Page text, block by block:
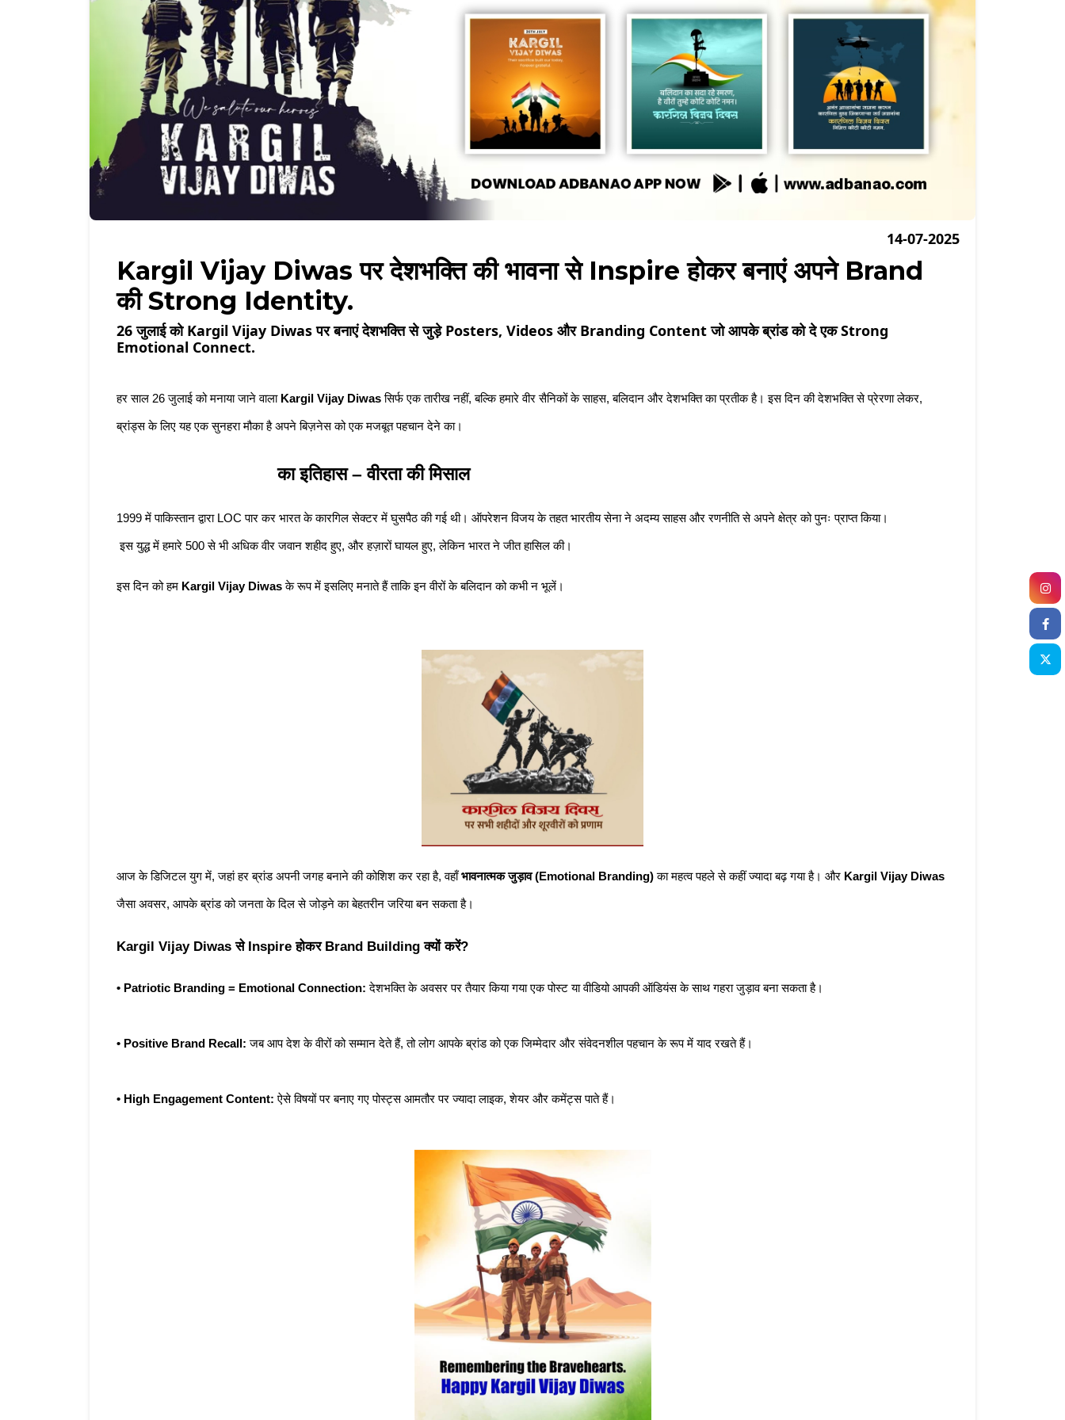
Kargil Vijay Diwas पर देशभक्ति की भावना से Inspire होकर बनाएं अपने Brand
की Strong Identity.
14-07-2025
26 जुलाई को Kargil Vijay Diwas पर बनाएं देशभक्ति से जुड़े Posters, Videos और Branding Content जो आपके ब्रांड को दे एक Strong
Emotional Connect.
हर साल 26 जुलाई को मनाया जाने वाला Kargil Vijay Diwas सिर्फ एक तारीख नहीं, बल्कि हमारे वीर सैनिकों के साहस, बलिदान और देशभक्ति का प्रतीक है। इस दिन की देशभक्ति से प्रेरणा लेकर,
ब्रांड्स के लिए यह एक सुनहरा मौका है अपने बिज़नेस को एक मजबूत पहचान देने का।
का इतिहास – वीरता की मिसाल
1999 में पाकिस्तान द्वारा LOC पार कर भारत के कारगिल सेक्टर में घुसपैठ की गई थी। ऑपरेशन विजय के तहत भारतीय सेना ने अदम्य साहस और रणनीति से अपने क्षेत्र को पुनः प्राप्त किया।
इस युद्ध में हमारे 500 से भी अधिक वीर जवान शहीद हुए, और हज़ारों घायल हुए, लेकिन भारत ने जीत हासिल की।
इस दिन को हम Kargil Vijay Diwas के रूप में इसलिए मनाते हैं ताकि इन वीरों के बलिदान को कभी न भूलें।
आज के डिजिटल युग में, जहां हर ब्रांड अपनी जगह बनाने की कोशिश कर रहा है, वहाँ भावनात्मक जुड़ाव (Emotional Branding) का महत्व पहले से कहीं ज्यादा बढ़ गया है। और Kargil Vijay Diwas
जैसा अवसर, आपके ब्रांड को जनता के दिल से जोड़ने का बेहतरीन जरिया बन सकता है।
Kargil Vijay Diwas से Inspire होकर Brand Building क्यों करें?
• Patriotic Branding = Emotional Connection: देशभक्ति के अवसर पर तैयार किया गया एक पोस्ट या वीडियो आपकी ऑडियंस के साथ गहरा जुड़ाव बना सकता है।
• Positive Brand Recall: जब आप देश के वीरों को सम्मान देते हैं, तो लोग आपके ब्रांड को एक जिम्मेदार और संवेदनशील पहचान के रूप में याद रखते हैं।
• High Engagement Content: ऐसे विषयों पर बनाए गए पोस्ट्स आमतौर पर ज्यादा लाइक, शेयर और कमेंट्स पाते हैं।